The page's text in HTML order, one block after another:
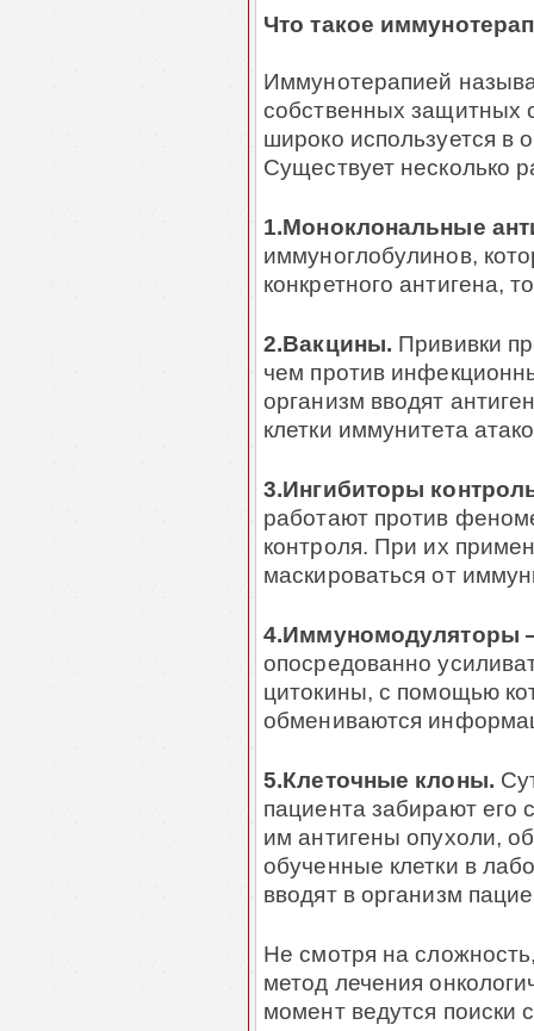
Что такое
Иммунотерапией
собственных защитных
широко используется в
Существует несколько
1.Моноклональные
иммуноглобулинов,
конкретного антигена,
2.Вакцины. Прививки
чем против
организм вводят
клетки иммунитета
3.Ингибиторы
работают против
контроля. При их
маскироваться от
4.Иммуномодуляторы
опосредованно
цитокины, с помощью
обмениваются
5.Клеточные клоны.
пациента забирают
им антигены опухоли,
обученные клетки в
вводят в организм
Не смотря на
метод лечения
момент ведутся поиски